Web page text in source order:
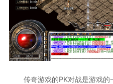
传奇游戏的PK对战是游戏